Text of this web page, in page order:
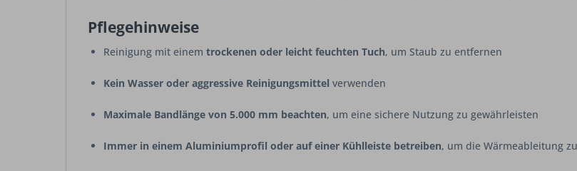
Pflegehinweise
Reinigung mit einem trockenen oder leicht feuchten Tuch, um Staub zu entfernen
Kein Wasser oder aggressive Reinigungsmittel verwenden
Maximale Bandlänge von 5.000 mm beachten, um eine sichere Nutzung zu gewährleisten
Immer in einem Aluminiumprofil oder auf einer Kühlleiste betreiben, um die Wärmeableitung